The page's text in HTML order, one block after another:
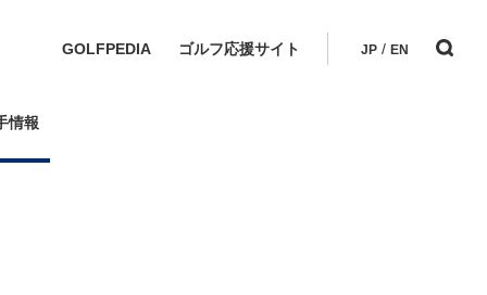
GOLFPEDIA ゴルフ応援サイト JP / EN
情報